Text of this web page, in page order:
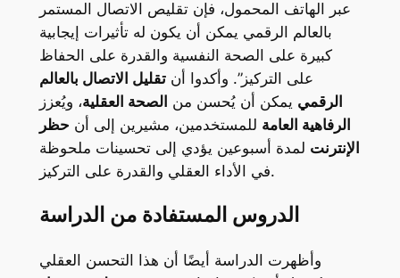
عبر الهاتف المحمول، فإن تقليص الاتصال المستمر
بالعالم الرقمي يمكن أن يكون له تأثيرات إيجابية
كبيرة على الصحة النفسية والقدرة على الحفاظ
على التركيز”. وأكدوا أنتقليل الاتصال بالعالم
الرقمي يمكن أن يُحسن من الصحة العقلية، ويُعزز
الرفاهية العامة للمستخدمين، مشيرين إلى أن حظر
الإنترنت لمدة أسبوعين يؤدي إلى تحسينات ملحوظة
في الأداء العقلي والقدرة على التركيز.
الدروس المستفادة من الدراسة
وأظهرت الدراسة أيضًا أن هذا التحسن العقلي